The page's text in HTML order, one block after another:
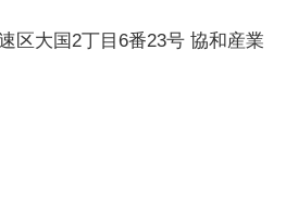
区大国2丁目6番23号 協和産業